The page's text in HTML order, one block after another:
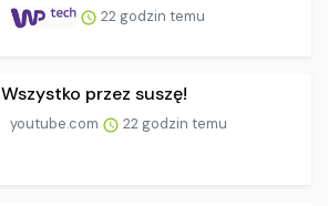
22 godzin temu
Wszystko przez suszę!
youtube.com 22 godzin temu